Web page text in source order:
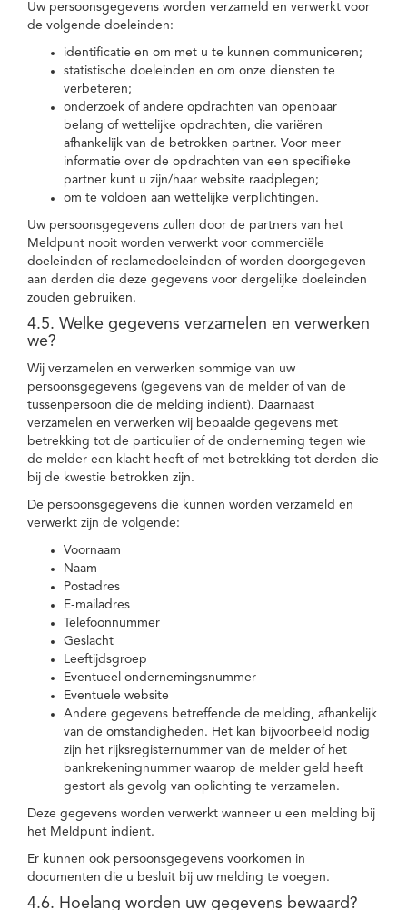
Uw persoonsgegevens worden verzameld en verwerkt voor
de volgende doeleinden:
identificatie en om met u te kunnen communiceren;
statistische doeleinden en om onze diensten te
verbeteren;
onderzoek of andere opdrachten van openbaar
belang of wettelijke opdrachten, die variëren
afhankelijk van de betrokken partner. Voor meer
informatie over de opdrachten van een specifieke
partner kunt u zijn/haar website raadplegen;
om te voldoen aan wettelijke verplichtingen.
Uw persoonsgegevens zullen door de partners van het
Meldpunt nooit worden verwerkt voor commerciële
doeleinden of reclamedoeleinden of worden doorgegeven
aan derden die deze gegevens voor dergelijke doeleinden
zouden gebruiken.
4.5. Welke gegevens verzamelen en verwerken
we?
Wij verzamelen en verwerken sommige van uw
persoonsgegevens (gegevens van de melder of van de
tussenpersoon die de melding indient). Daarnaast
verzamelen en verwerken wij bepaalde gegevens met
betrekking tot de particulier of de onderneming tegen wie
de melder een klacht heeft of met betrekking tot derden die
bij de kwestie betrokken zijn.
De persoonsgegevens die kunnen worden verzameld en
verwerkt zijn de volgende:
Voornaam
Naam
Postadres
E-mailadres
Telefoonnummer
Geslacht
Leeftijdsgroep
Eventueel ondernemingsnummer
Eventuele website
Andere gegevens betreffende de melding, afhankelijk
van de omstandigheden. Het kan bijvoorbeeld nodig
zijn het rijksregisternummer van de melder of het
bankrekeningnummer waarop de melder geld heeft
gestort als gevolg van oplichting te verzamelen.
Deze gegevens worden verwerkt wanneer u een melding bij
het Meldpunt indient.
Er kunnen ook persoonsgegevens voorkomen in
documenten die u besluit bij uw melding te voegen.
4.6. Hoelang worden uw gegevens bewaard?